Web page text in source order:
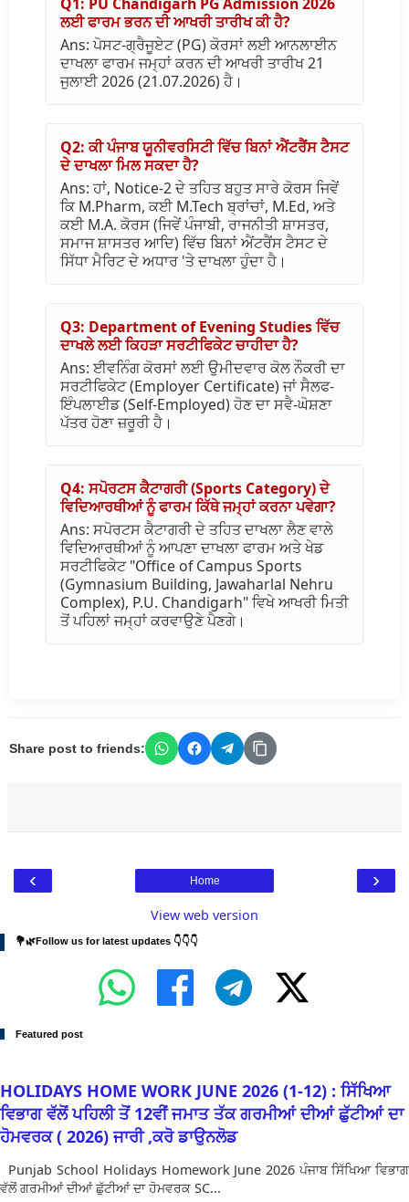
ਲਈ ਫਾਰਮ ਭਰਨ ਦੀ ਆਖਰੀ ਤਾਰੀਖ ਕੀ ਹੈ?
Ans: ਪੋਸਟ-ਗ੍ਰੈਜੂਏਟ (PG) ਕੋਰਸਾਂ ਲਈ ਆਨਲਾਈਨ
ਦਾਖਲਾ ਫਾਰਮ ਜਮ੍ਹਾਂ ਕਰਨ ਦੀ ਆਖਰੀ ਤਾਰੀਖ 21
ਜੁਲਾਈ 2026 (21.07.2026) ਹੈ।
Q2: ਕੀ ਪੰਜਾਬ ਯੂਨੀਵਰਸਿਟੀ ਵਿੱਚ ਬਿਨਾਂ ਐਂਟਰੈਂਸ ਟੈਸਟ
ਦੇ ਦਾਖਲਾ ਮਿਲ ਸਕਦਾ ਹੈ?
Ans: ਹਾਂ, Notice-2 ਦੇ ਤਹਿਤ ਬਹੁਤ ਸਾਰੇ ਕੋਰਸ ਜਿਵੇਂ
ਕਿ M.Pharm, ਕਈ M.Tech ਬ੍ਰਾਂਚਾਂ, M.Ed, ਅਤੇ
ਕਈ M.A. ਕੋਰਸ (ਜਿਵੇਂ ਪੰਜਾਬੀ, ਰਾਜਨੀਤੀ ਸ਼ਾਸਤਰ,
ਸਮਾਜ ਸ਼ਾਸਤਰ ਆਦਿ) ਵਿੱਚ ਬਿਨਾਂ ਐਂਟਰੈਂਸ ਟੈਸਟ ਦੇ
ਸਿੱਧਾ ਮੈਰਿਟ ਦੇ ਅਧਾਰ 'ਤੇ ਦਾਖਲਾ ਹੁੰਦਾ ਹੈ।
Q3: Department of Evening Studies ਵਿੱਚ
ਦਾਖਲੇ ਲਈ ਕਿਹੜਾ ਸਰਟੀਫਿਕੇਟ ਚਾਹੀਦਾ ਹੈ?
Ans: ਈਵਨਿੰਗ ਕੋਰਸਾਂ ਲਈ ਉਮੀਦਵਾਰ ਕੋਲ ਨੌਕਰੀ ਦਾ
ਸਰਟੀਫਿਕੇਟ (Employer Certificate) ਜਾਂ ਸੈਲਫ-
ਇੰਪਲਾਈਡ (Self-Employed) ਹੋਣ ਦਾ ਸਵੈ-ਘੋਸ਼ਣਾ
ਪੱਤਰ ਹੋਣਾ ਜ਼ਰੂਰੀ ਹੈ।
Q4: ਸਪੋਰਟਸ ਕੈਟਾਗਰੀ (Sports Category) ਦੇ
ਵਿਦਿਆਰਥੀਆਂ ਨੂੰ ਫਾਰਮ ਕਿੱਥੇ ਜਮ੍ਹਾਂ ਕਰਨਾ ਪਵੇਗਾ?
Ans: ਸਪੋਰਟਸ ਕੈਟਾਗਰੀ ਦੇ ਤਹਿਤ ਦਾਖਲਾ ਲੈਣ ਵਾਲੇ
ਵਿਦਿਆਰਥੀਆਂ ਨੂੰ ਆਪਣਾ ਦਾਖਲਾ ਫਾਰਮ ਅਤੇ ਖੇਡ
ਸਰਟੀਫਿਕੇਟ "Office of Campus Sports
(Gymnasium Building, Jawaharlal Nehru
Complex), P.U. Chandigarh" ਵਿਖੇ ਆਖਰੀ ਮਿਤੀ
ਤੋਂ ਪਹਿਲਾਂ ਜਮ੍ਹਾਂ ਕਰਵਾਉਣੇ ਪੈਣਗੇ।
Share post to friends:
‹ ›
Home
View web version
💐🌿Follow us for latest updates 👇👇👇
Featured post
HOLIDAYS HOME WORK JUNE 2026 (1-12) : ਸਿੱਖਿਆ
ਵਿਭਾਗ ਵੱਲੋਂ ਪਹਿਲੀ ਤੋਂ 12ਵੀਂ ਜਮਾਤ ਤੱਕ ਗਰਮੀਆਂ ਦੀਆਂ ਛੁੱਟੀਆਂ ਦਾ
ਹੋਮਵਰਕ ( 2026) ਜਾਰੀ ,ਕਰੋ ਡਾਉਨਲੋਡ
Punjab School Holidays Homework June 2026 ਪੰਜਾਬ ਸਿੱਖਿਆ ਵਿਭਾਗ
ਵੱਲੋਂ ਗਰਮੀਆਂ ਦੀਆਂ ਛੁੱਟੀਆਂ ਦਾ ਹੋਮਵਰਕ SC...